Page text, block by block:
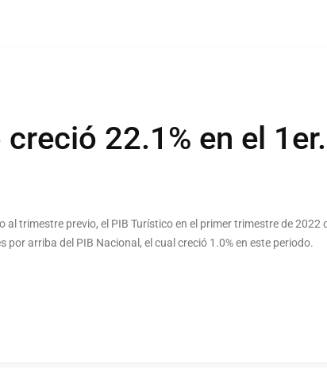
22.1% en el
trimestre previo, el PIB Turístico en el primer trimestre de 2022
arriba del PIB Nacional, el cual creció 1.0% en este periodo.